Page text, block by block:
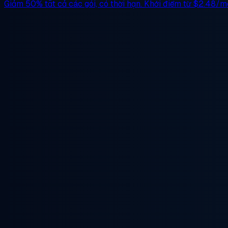
Giảm 50% tất cả các gói, có thời hạn. Khởi điểm từ$2.48/